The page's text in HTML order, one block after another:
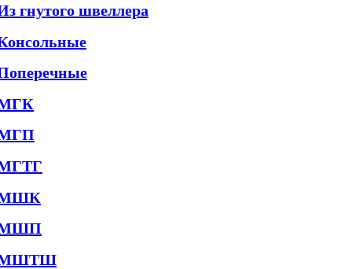
гнутого швеллера